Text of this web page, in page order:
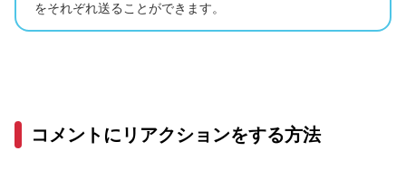
をそれぞれ送ることができます。
コメントにリアクションをする方法